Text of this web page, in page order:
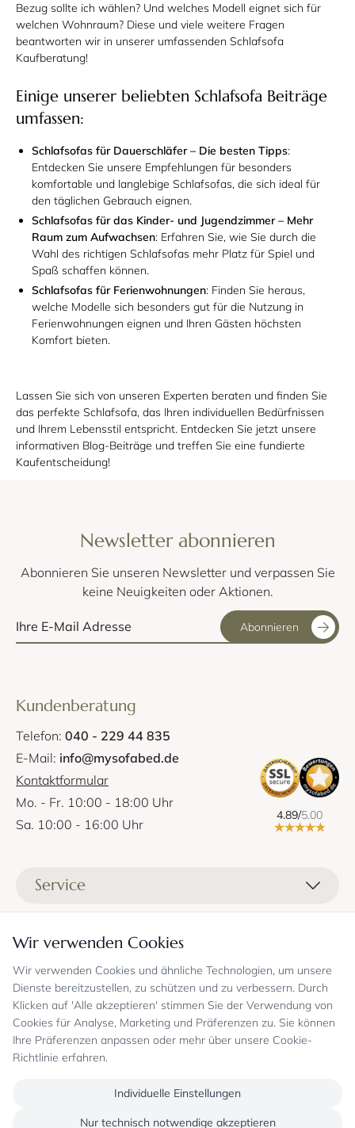
Wir verwenden Cookies
Wir verwenden Cookies und ähnliche Technologien, um unsere
Dienste bereitzustellen, zu schützen und zu verbessern. Durch
Klicken auf 'Alle akzeptieren' stimmen Sie der Verwendung von
Cookies für Analyse, Marketing und Präferenzen zu. Sie können
Ihre Präferenzen anpassen oder mehr über unsere Cookie-
Richtlinie erfahren.
Individuelle Einstellungen
Nur technisch notwendige akzeptieren
Bezug sollte ich wählen? Und welches Modell eignet sich für
welchen Wohnraum? Diese und viele weitere Fragen
beantworten wir in unserer umfassenden Schlafsofa
Kaufberatung!
Einige unserer beliebten Schlafsofa Beiträge
umfassen:
Schlafsofas für Dauerschläfer – Die besten Tipps:
Entdecken Sie unsere Empfehlungen für besonders
komfortable und langlebige Schlafsofas, die sich ideal für
den täglichen Gebrauch eignen.
Schlafsofas für das Kinder- und Jugendzimmer – Mehr
Raum zum Aufwachsen: Erfahren Sie, wie Sie durch die
Wahl des richtigen Schlafsofas mehr Platz für Spiel und
Spaß schaffen können.
Schlafsofas für Ferienwohnungen: Finden Sie heraus,
welche Modelle sich besonders gut für die Nutzung in
Ferienwohnungen eignen und Ihren Gästen höchsten
Komfort bieten.
Lassen Sie sich von unseren Experten beraten und finden Sie
das perfekte Schlafsofa, das Ihren individuellen Bedürfnissen
und Ihrem Lebensstil entspricht. Entdecken Sie jetzt unsere
informativen Blog-Beiträge und treffen Sie eine fundierte
Kaufentscheidung!
Newsletter abonnieren
Abonnieren Sie unseren Newsletter und verpassen Sie
keine Neuigkeiten oder Aktionen.
Abonnieren
Kundenberatung
Telefon: 040 - 229 44 835
E-Mail: info@mysofabed.de
Kontaktformular
Mo. - Fr. 10:00 - 18:00 Uhr
Sa. 10:00 - 16:00 Uhr
4.89/5.00
Service
Zahlungsmöglichkeiten
Stoffprobenanfrage
Gutschein
Sicheres Einkaufen und Retoureninfo
FAQ
Jobs
Bekannt aus
Informationen
Kontakt
Showrooms
Datenschutz
Allgemeine Geschäftsbedingungen
Widerrufsrecht, Widerrufsfolgen
Sicheres Einkaufen
Echte Kundenbewertungen
Überweisung erst kurz vor Lieferung
Oder per PayPal (mit Käuferschutz)
Onlineshop mit über 18 Jahren Erfahrung
Zahlungsarten
Folgen Sie uns